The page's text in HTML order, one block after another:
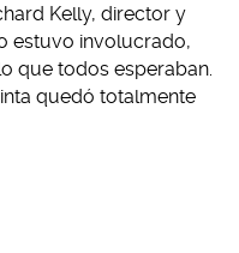
Kelly, director y
estuvo involucrado,
que todos esperaban.
quedó totalmente